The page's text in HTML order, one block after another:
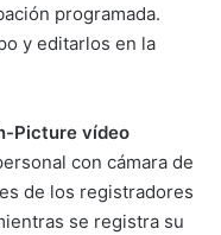
programada.
y editarlos en la
Picture vídeo
con cámara de
de los registradores
se registra su